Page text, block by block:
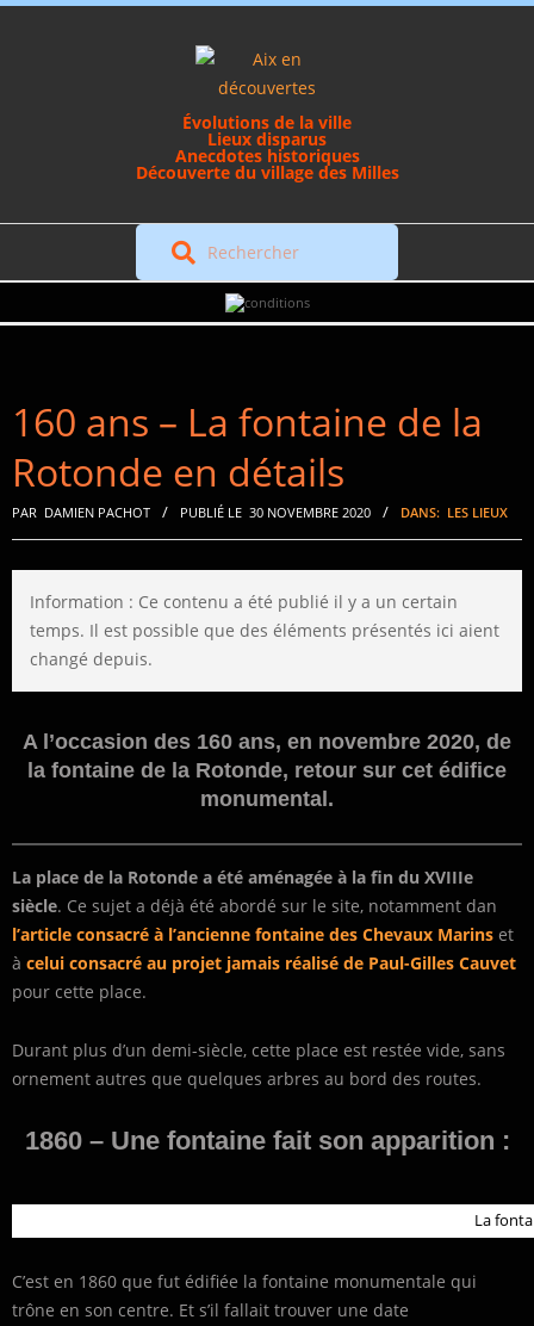
Évolutions de la ville
Lieux disparus
Anecdotes historiques
Découverte du village des Milles
Rechercher
Navigation
160 ans – La fontaine de la
Rotonde en détails
PAR DAMIEN PACHOT PUBLIÉ LE 30 NOVEMBRE 2020 DANS: LES LIEUX
Information : Ce contenu a été publié il y a un certain
temps. Il est possible que des éléments présentés ici aient
changé depuis.
A l’occasion des 160 ans, en novembre 2020, de
la fontaine de la Rotonde, retour sur cet édifice
monumental.
La place de la Rotonde a été aménagée à la fin du XVIIIe
siècle. Ce sujet a déjà été abordé sur le site, notamment dan
l’article consacré à l’ancienne fontaine des Chevaux Marins et
à celui consacré au projet jamais réalisé de Paul-Gilles Cauvet
pour cette place.
Durant plus d’un demi-siècle, cette place est restée vide, sans
ornement autres que quelques arbres au bord des routes.
1860 – Une fontaine fait son apparition :
La
C’est en 1860 que fut édifiée la fontaine monumentale qui
trône en son centre. Et s’il fallait trouver une date